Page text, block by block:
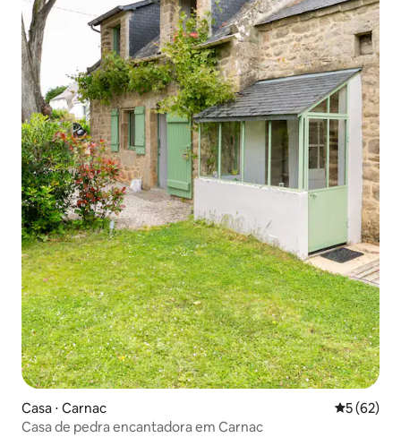
Casa ⋅ Carnac 5 de uma
5 (62)
Casa de pedra encantadora em Carnac